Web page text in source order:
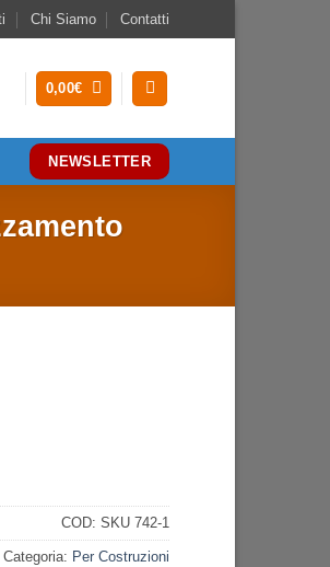
Chi Siamo Contatti
0,00€
NEWSLETTER
COD: SKU 742-1
Categoria: Per Costruzioni